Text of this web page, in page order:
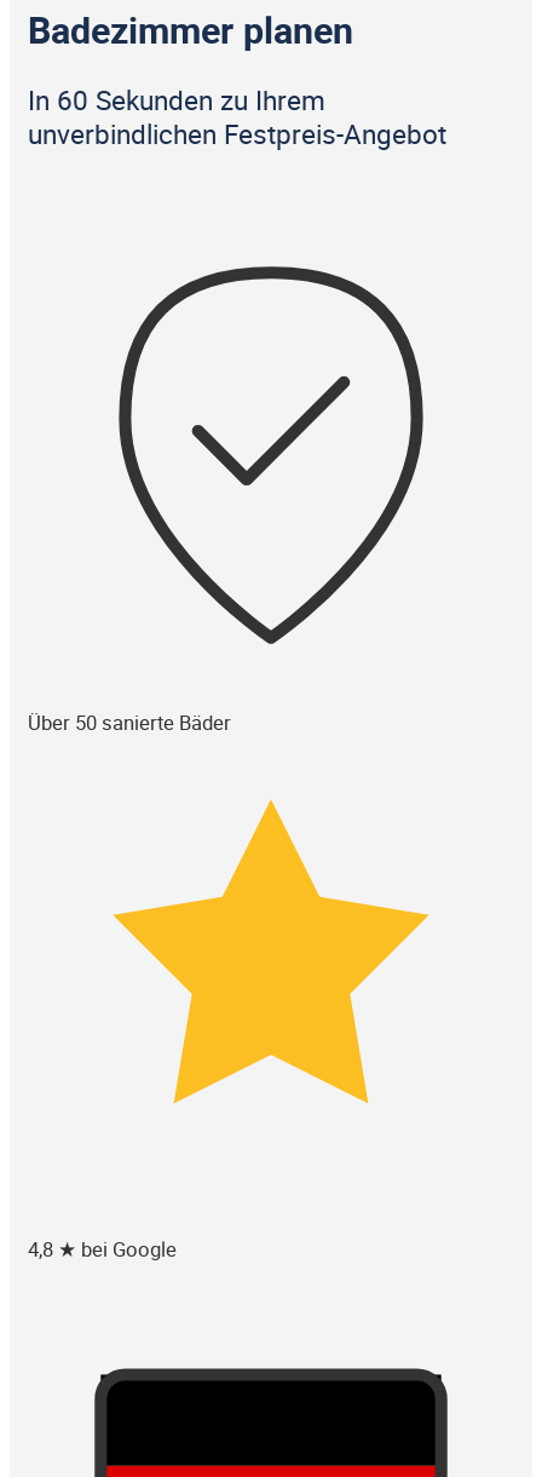
Badezimmer planen
In 60 Sekunden zu Ihrem
unverbindlichen Festpreis-Angebot
Über 50 sanierte Bäder
4,8 ★ bei Google